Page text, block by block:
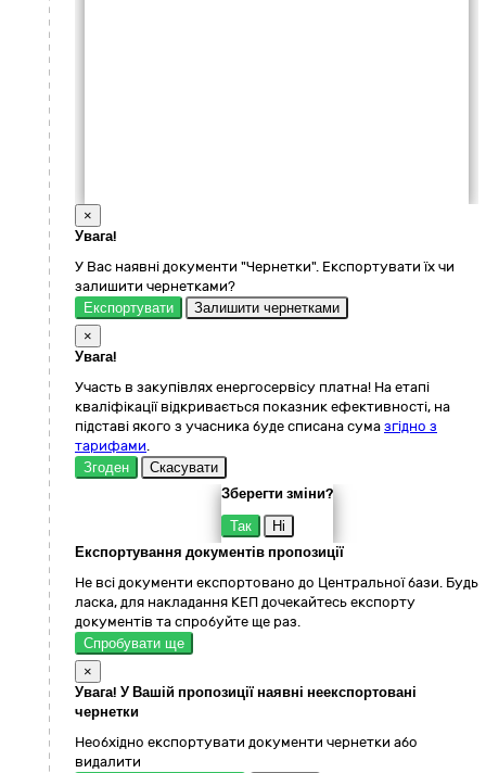
×
Увага!
У Вас наявні документи "Чернетки". Експортувати їх чи
залишити чернетками?
Експортувати
Залишити чернетками
×
Увага!
Участь в закупівлях енергосервісу платна! На етапі
кваліфікації відкривається показник ефективності, на
підставі якого з учасника буде списана сума згідно з
тарифами.
Згоден
Скасувати
Зберегти зміни?
Так
Ні
Експортування документів пропозиції
Не всі документи експортовано до Центральної бази. Будь
ласка, для накладання КЕП дочекайтесь експорту
документів та спробуйте ще раз.
Спробувати ще
×
Увага! У Вашій пропозиції наявні неекспортовані
чернетки
Необхідно експортувати документи чернетки або
видалити